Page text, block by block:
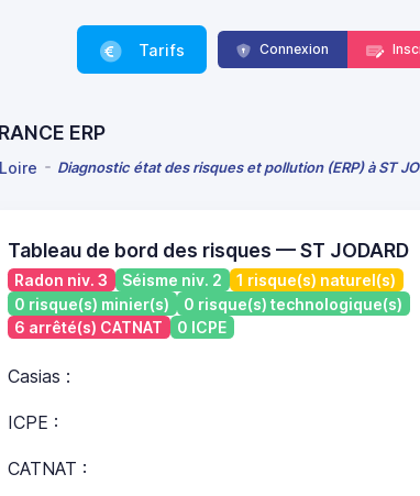
Tarifs Connexion
ERP
Diagnostic état des risques et pollution (ERP) à ST
Tableau de bord des risques — ST JODARD
Radon niv. 3 Séisme niv. 2
1 risque(s) naturel(s)
0 risque(s) minier(s)
0 risque(s) technologique(s)
6 arrêté(s) CATNAT
0 ICPE
Casias :
ICPE :
CATNAT :